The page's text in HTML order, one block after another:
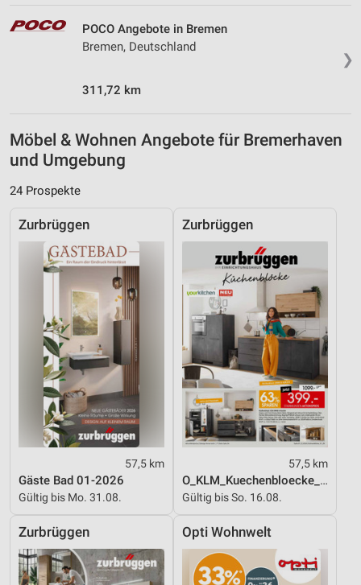
❯
POCO Angebote in Bremen
Bremen, Deutschland
311,72 km
Möbel & Wohnen Angebote für Bremerhaven
und Umgebung
24 Prospekte
Zurbrüggen
57,5 km
Gäste Bad 01-2026
Gültig bis Mo. 31.08.
Zurbrüggen
57,5 km
O_KLM_Kuechenbloecke_01_26_ES
Gültig bis So. 16.08.
Zurbrüggen Opti Wohnwelt